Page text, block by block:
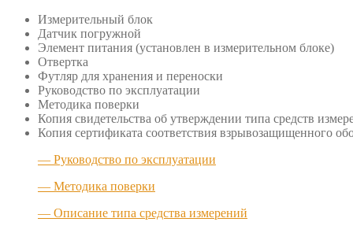
Измерительный блок
Датчик погружной
Элемент питания (установлен в измерительном блоке)
Отвертка
Футляр для хранения и переноски
Руководство по эксплуатации
Методика поверки
Копия свидетельства об утверждении типа средств
Копия сертификата соответствия взрывозащищенного
— Руководство по эксплуатации
— Методика поверки
— Описание типа средства измерений